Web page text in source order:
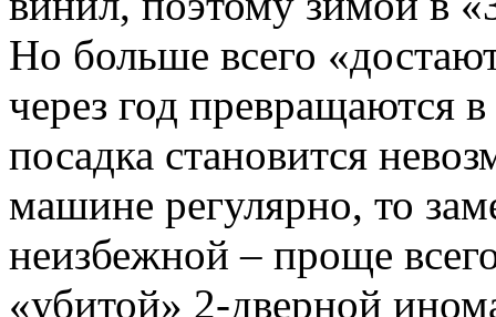
Но больше всего
через год превращаются
посадка становится
машине регулярно, то
неизбежной – проще
«убитой» 2-дверной